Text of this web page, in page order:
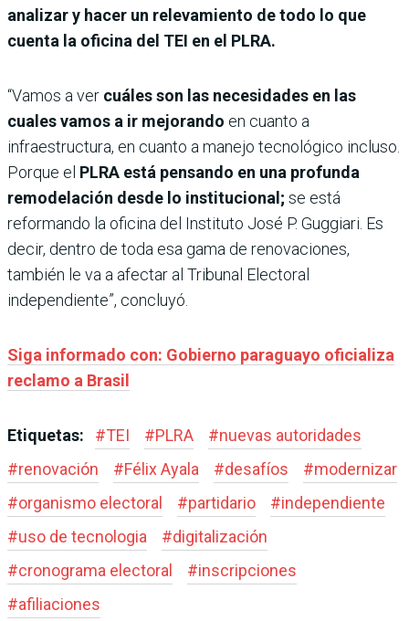
analizar y hacer un relevamiento de todo lo que
cuenta la oficina del TEI en el PLRA.
“Vamos a ver cuáles son las necesidades en las
cuales vamos a ir mejorando en cuanto a
infraestructura, en cuanto a manejo tecnológico incluso.
Porque el PLRA está pensando en una profunda
remodelación desde lo institucional; se está
reformando la oficina del Instituto José P. Guggiari. Es
decir, dentro de toda esa gama de renovaciones,
también le va a afectar al Tribunal Electoral
independiente”, concluyó.
Siga informado con: Gobierno paraguayo oficializa
reclamo a Brasil
Etiquetas: #TEI #PLRA #nuevas autoridades
#renovación #Félix Ayala #desafíos #modernizar
#organismo electoral #partidario #independiente
#uso de tecnologia #digitalización
#cronograma electoral #inscripciones
#afiliaciones